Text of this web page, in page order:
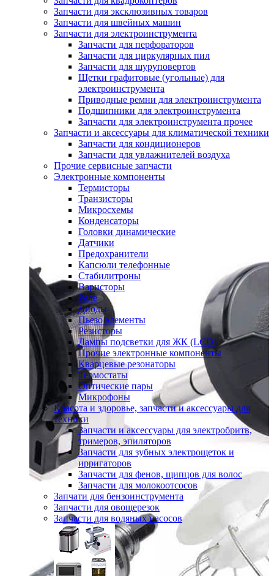
Запчасти для эксклюзивных товаров
Запчасти для швейных машин
Запчасти для электроинструмента
Запчасти для перфораторов
Запчасти для циркулярных пил
Запчасти для шуруповертов
Щетки графитовые (угольные) для
электроинструмента
Приводные ремни для электроинструмента
Подшипники для электроинструмента
Запчасти для электроинструмента прочее
Запчасти и аксессуары для климатической техники
Запчасти для кондиционеров
Запчасти для увлажнителей воздуха
Прочие сервисные запчасти
Электронные компоненты
Термисторы
Транзисторы
Микросхемы
Конденсаторы
Головки динамические
Датчики
Предохранители
Капсюли телефонные
Стабилитроны
Варисторы
Реле
Диоды
Пьезо элементы
Резисторы
Лампы подсветки для ЖК (LCD)
Прочие электронные компоненты
Кварцевые резонаторы
Термостаты
Оптические пары
Микрофоны
Красота и здоровье, запчасти и аксессуары для
техники
Запчасти и аксессуары для электробритв,
тримеров, эпиляторов
Запчасти для зубных электрощеток и
ирригаторов
Запчасти для фенов, щипцов для волос
Запчасти для молокоотсосов
Запчати для бензоинструмента
Запчасти для овощерезок
Запчасти для водяных насосов